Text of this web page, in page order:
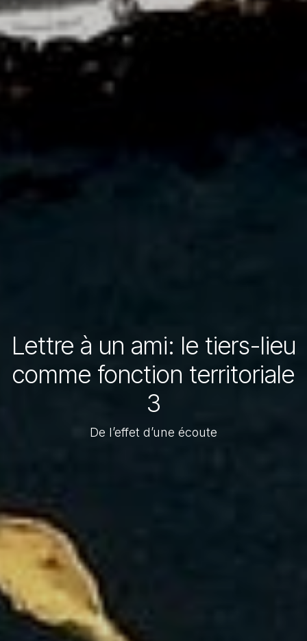
Lettre à un ami: le tiers-lieu
comme fonction territoriale
3
De l’effet d’une écoute